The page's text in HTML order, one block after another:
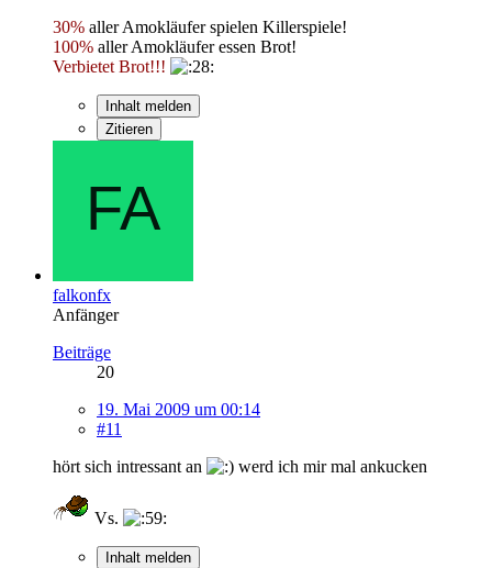
30% aller Amokläufer spielen Killerspiele!
100% aller Amokläufer essen Brot!
Verbietet Brot!!!
Inhalt melden
Zitieren
falkonfx
Anfänger
Beiträge
20
19. Mai 2009 um 00:14
#11
hört sich intressant an
werd ich mir mal ankucken
Vs.
Inhalt melden